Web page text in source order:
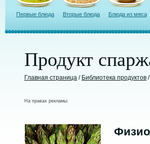
Первые блюда Вторые блюда Блюда из мяса
Продукт
Главная страница / Библиотека продуктов /
На правах рекламы: